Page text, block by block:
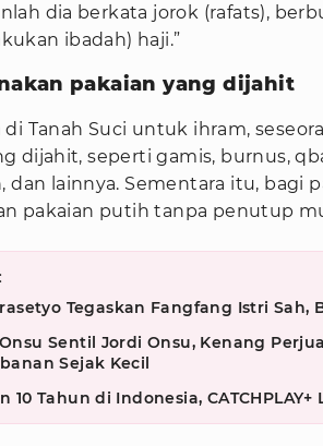
dia berkata jorok (rafats),
ibadah) haji.”
pakaian yang dijahit
di Tanah Suci untuk ihram,
dijahit, seperti gamis, burnus,
dan lainnya. Sementara itu, bagi
pakaian putih tanpa penutup
Tegaskan Fangfang Istri Sah,
Sentil Jordi Onsu, Kenang
Sejak Kecil
10 Tahun di Indonesia,